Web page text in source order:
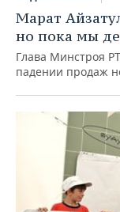
Марат
но пока мы
Глава Минстроя
падении продаж